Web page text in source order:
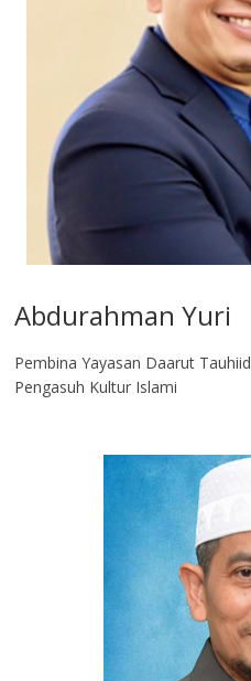
Abdurahman Yuri
Pembina Yayasan Daarut Tauhiid
Pengasuh Kultur Islami